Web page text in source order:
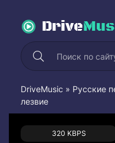
Drive
DriveMusic » Русские
лезвие
320 KBPS
0